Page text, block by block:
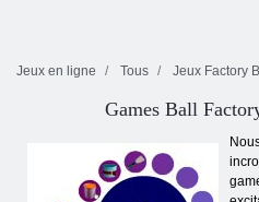
Jeux en ligne Tous Jeux Factory
Games Ball